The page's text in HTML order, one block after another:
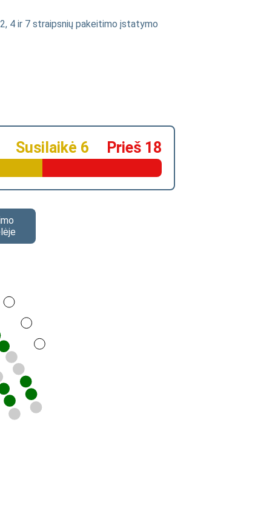
4 ir 7 straipsnių pakeitimo įstatymo
Prieš 18
Susilaikė 6